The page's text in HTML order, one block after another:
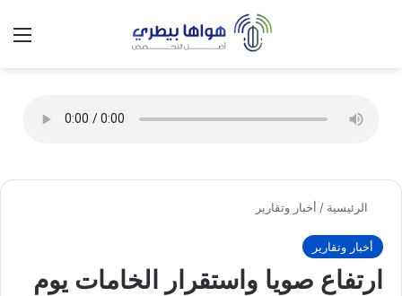
الوضع
الرئيسية / أخبار وتقارير
أخبار وتقارير
ارتفاع صويا واستقرار الخامات يوم